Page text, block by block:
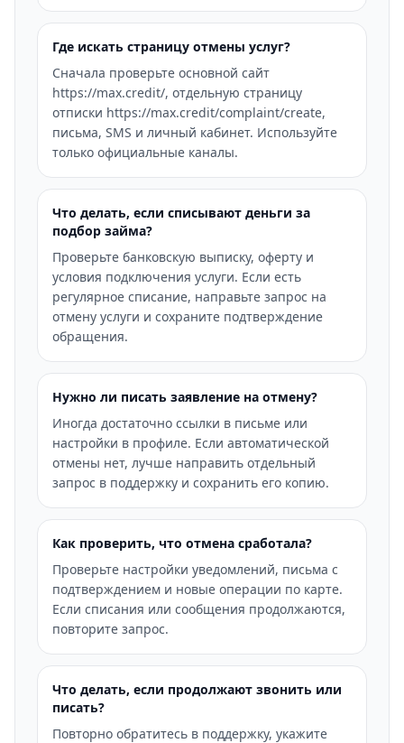
Где искать страницу отмены услуг?
Сначала проверьте основной сайт
https://max.credit/, отдельную страницу
отписки https://max.credit/complaint/create,
письма, SMS и личный кабинет. Используйте
только официальные каналы.
Что делать, если списывают деньги за
подбор займа?
Проверьте банковскую выписку, оферту и
условия подключения услуги. Если есть
регулярное списание, направьте запрос на
отмену услуги и сохраните подтверждение
обращения.
Нужно ли писать заявление на отмену?
Иногда достаточно ссылки в письме или
настройки в профиле. Если автоматической
отмены нет, лучше направить отдельный
запрос в поддержку и сохранить его копию.
Как проверить, что отмена сработала?
Проверьте настройки уведомлений, письма с
подтверждением и новые операции по карте.
Если списания или сообщения продолжаются,
повторите запрос.
Что делать, если продолжают звонить или
писать?
Повторно обратитесь в поддержку, укажите